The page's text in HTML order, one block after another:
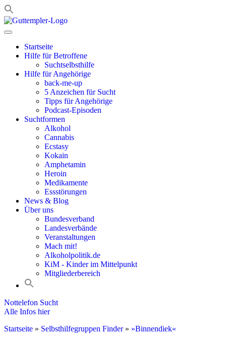
Zum
Inhalt
Startseite
Hilfe für Betroffene
Suchtselbsthilfe
Hilfe für Angehörige
back-me-up
5 Anzeichen für Sucht
Tipps für Angehörige
Podcast-Episoden
Suchtformen
Alkohol
Cannabis
Ecstasy
Kokain
Amphetamin
Heroin
Medikamente
Essstörungen
News & Blog
Über uns
Bundesverband
Landesverbände
Veranstaltungen
Mach mit!
Alkoholpolitik.de
KiM - Kinder im Mittelpunkt
Mitgliederbereich
Nottelefon Sucht
Alle Infos hier
Startseite » Selbsthilfegruppen Finder» »Binnendiek«